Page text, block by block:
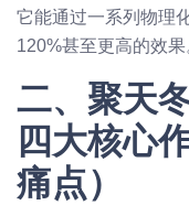
它能通过一系列物理
120%甚至更高的效果
二、聚天
四大核心
痛点）